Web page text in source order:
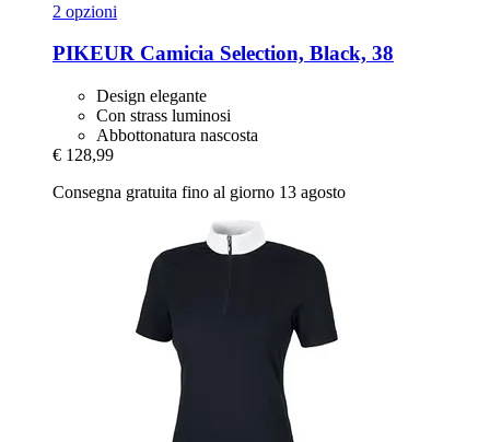
2 opzioni
PIKEUR Camicia Selection, Black, 38
Design elegante
Con strass luminosi
Abbottonatura nascosta
€ 128,99
Consegna gratuita fino al giorno 13 agosto